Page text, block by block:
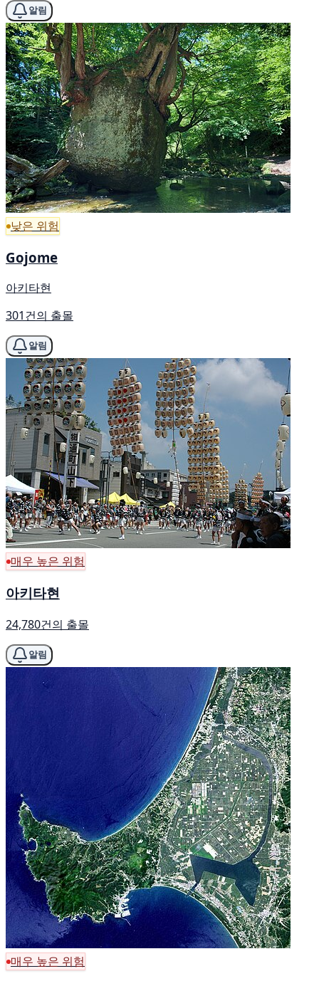
알림
낮은 위험
Gojome
아키타현
301건의 출몰
알림
매우 높은 위험
아키타현
24,780건의 출몰
알림
매우 높은 위험